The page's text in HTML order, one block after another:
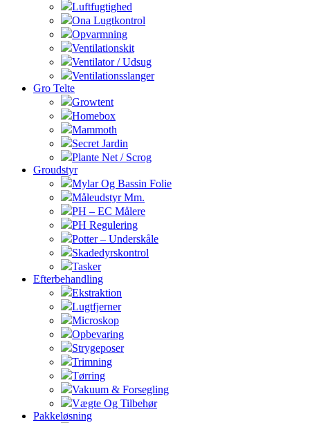
Luftfugtighed
Ona Lugtkontrol
Opvarmning
Ventilationskit
Ventilator / Udsug
Ventilationsslanger
Gro Telte
Growtent
Homebox
Mammoth
Secret Jardin
Plante Net / Scrog
Groudstyr
Mylar Og Bassin Folie
Måleudstyr Mm.
PH – EC Målere
PH Regulering
Potter – Underskåle
Skadedyrskontrol
Tasker
Efterbehandling
Ekstraktion
Lugtfjerner
Microskop
Opbevaring
Strygeposer
Trimning
Tørring
Vakuum & Forsegling
Vægte Og Tilbehør
Pakkeløsning